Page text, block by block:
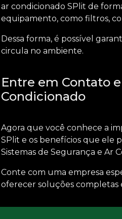
ar condicionado SPlit de
equipamento, como filtros,
Dessa forma, é possível
circula no ambiente.
Entre em Contato
Condicionado
Agora que você conhece a
SPlit e os benefícios que ele
Sistemas de Segurança e Ar
Conte com uma empresa
oferecer soluções completas